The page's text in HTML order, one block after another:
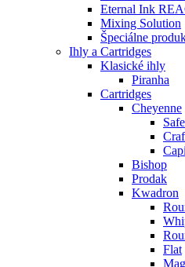
Eternal Ink
Mixing Solution
Špeciálne
Ihly a Cartridges
Klasické ihly
Piranha
Cartridges
Cheyenne
Bishop
Prodak
Kwadron
Flat